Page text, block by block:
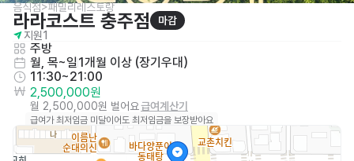
음식점>패밀리레스토랑
라라코스트 충주점
마감
지원1
주방
월, 목~일1개월 이상 (장기우대)
11:30~21:00
2,500,000원
월 2,500,000원 벌어요급여계산기
급여가 최저임금 미달이어도 최저임금을 보장받아요